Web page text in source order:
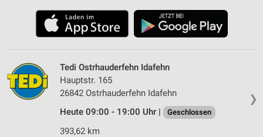
❯
Tedi Ostrhauderfehn Idafehn
Hauptstr. 165
26842 Ostrhauderfehn Idafehn
Heute 09:00 - 19:00 Uhr |
Geschlossen
393,62 km